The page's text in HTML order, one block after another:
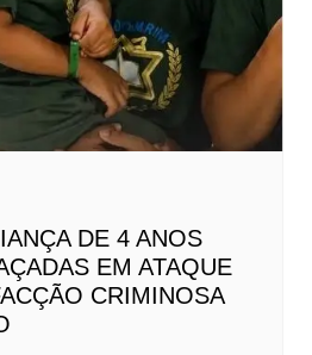
DE 4 ANOS
EM ATAQUE
CRIMINOSA